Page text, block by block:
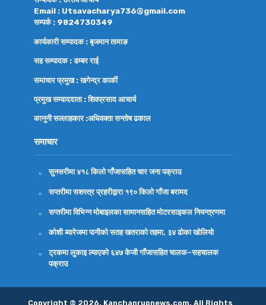
Email : Utsavacharya736@gmail.com
सम्पर्क : 9824730349
कार्यकारी सम्पादक : बृजमान तामाङ
सह सम्पादक : डम्बर राई
समाचार प्रमुख : खगेन्द्र कार्की
प्रमुख सम्वाददाता : शिवप्रसाद आचार्य
कानुनी सल्लाहकार :अधिवक्तासन्तोष ढकाल
समाचार
सुनसरीमा ४१८ किलो गाँजासहित चार जना पक्राउ
सप्तरीमा सशस्त्र प्रहरीद्वारा १९० किलो गाँजा बरामद
सप्तरीमा विभिन्न मोबाइलका सामानसहित मोटरसाइकल नियन्त्रणमा
कोशी ब्यारेजमा पानीको सतह खतराको तहमा, ३४ ढोका खोलियो
ट्रकमा लुकाइ ल्याएको ६४७ केजी गाँजासहित चालक–सहचालक
पक्राउ
Copyright © 2026. Kanchanrupnews.com. All Rights